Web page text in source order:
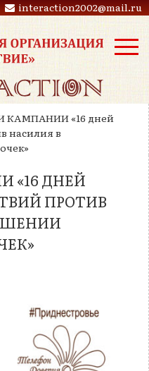
interaction2002@mail.ru
КАМПАНИИ «16 дней
насилия в
«16 ДНЕЙ
ПРОТИВ